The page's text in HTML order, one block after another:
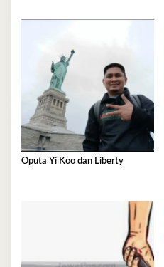
Oputa Yi Koo dan Liberty